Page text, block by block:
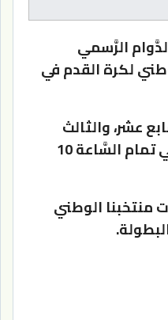
الرَّسمي
لكرة القدم في
عشر، والثالث
والعشرين، والثامن والعشرين من شهر حزيران المقبل في تمام السَّاعة 10
منتخبنا الوطني